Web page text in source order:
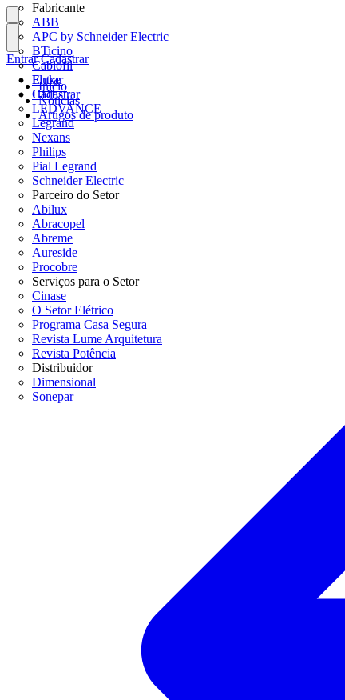
Fabricante
ABB
APC by Schneider Electric
BTicino
Cablofil
Fluke
HDL
LEDVANCE
Legrand
Nexans
Philips
Pial Legrand
Schneider Electric
Parceiro do Setor
Abilux
Abracopel
Abreme
Aureside
Procobre
Serviços para o Setor
Cinase
O Setor Elétrico
Programa Casa Segura
Revista Lume Arquitetura
Revista Potência
Distribuidor
Dimensional
Sonepar
Entrar
Cadastrar
Entrar Cadastrar
Início
Notícias
Artigos de produto